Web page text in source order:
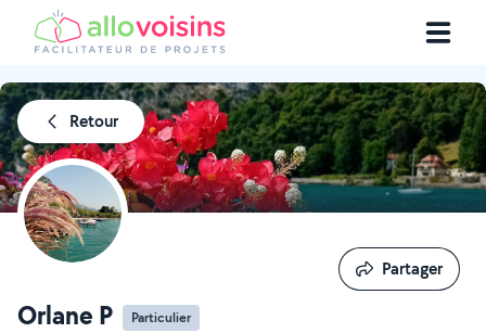
Retour
Orlane P Particulier
Partager
Partager